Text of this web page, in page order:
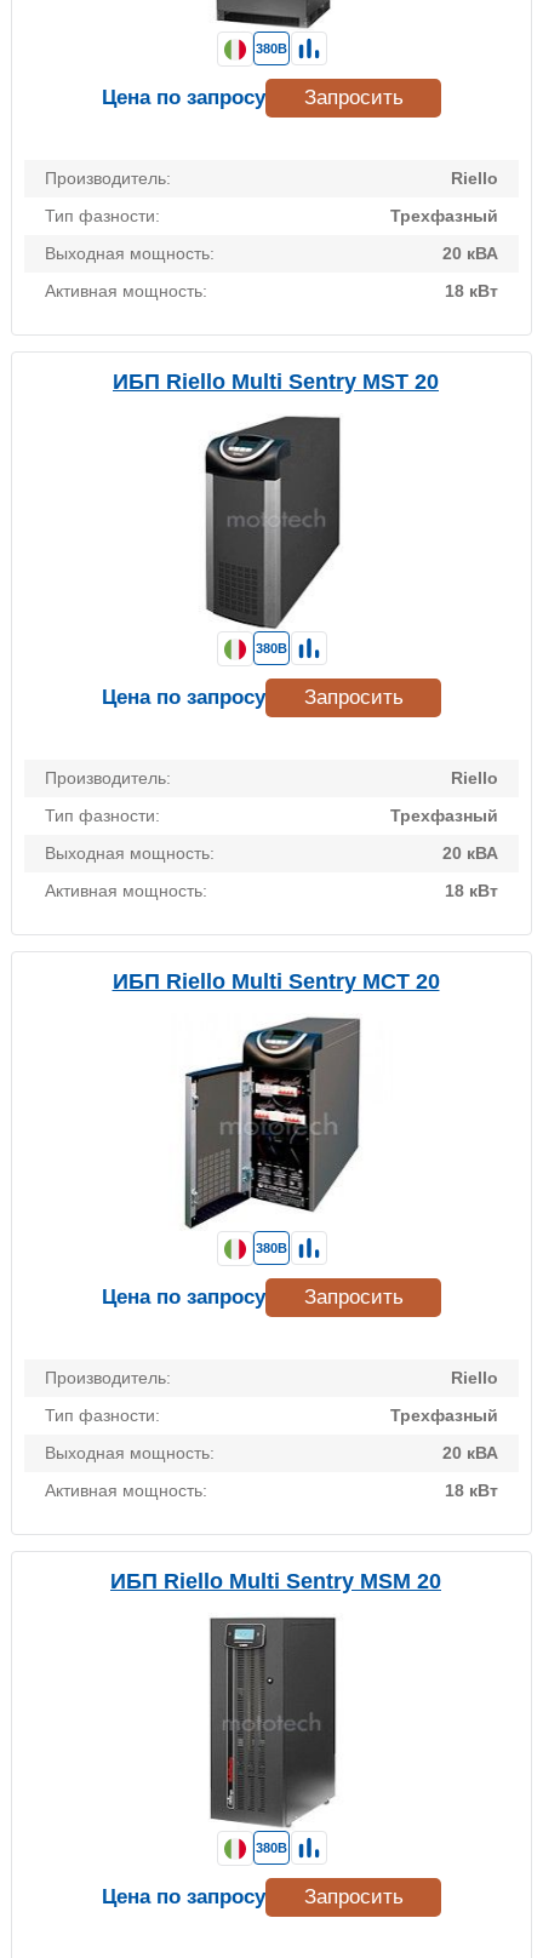
Производитель:
Riello
Тип фазности:
Трехфазный
Выходная мощность:
20 кВА
Активная мощность:
18 кВт
380В
Цена по запросу Запросить
ИБП Riello Multi Sentry MST 20
Производитель:
Riello
Тип фазности:
Трехфазный
Выходная мощность:
20 кВА
Активная мощность:
18 кВт
380В
Цена по запросу Запросить
ИБП Riello Multi Sentry MCT 20
Производитель:
Riello
Тип фазности:
Трехфазный
Выходная мощность:
20 кВА
Активная мощность:
18 кВт
380В
Цена по запросу Запросить
ИБП Riello Multi Sentry MSM 20
380В
Цена по запросу Запросить